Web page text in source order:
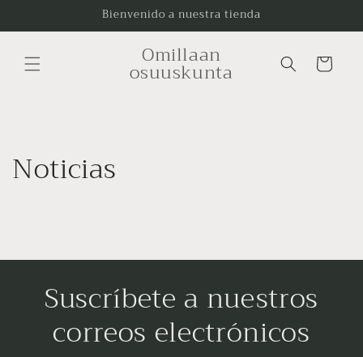
contenido
Bienvenido a nuestra tienda
Omillaan
osuuskunta
Noticias
Suscríbete a nuestros
correos electrónicos